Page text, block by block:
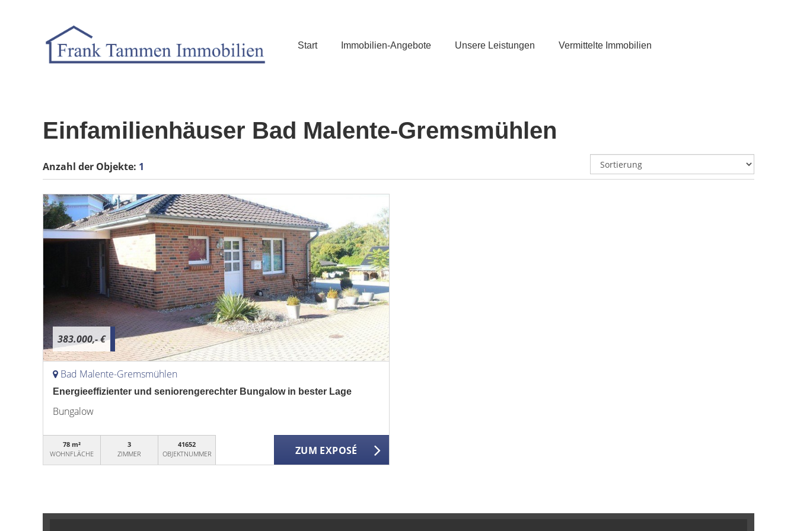
Start Immobilien-Angebote Unsere Leistungen Vermittelte Immobilien
Einfamilienhäuser Bad Malente-Gremsmühlen
Anzahl der Objekte: 1
383.000,- €
Bad Malente-Gremsmühlen
Energieeffizienter und seniorengerechter Bungalow in bester Lage
Bungalow
78 m²
WOHNFLÄCHE
3
ZIMMER
41652
OBJEKTNUMMER
ZUM EXPOSÉ